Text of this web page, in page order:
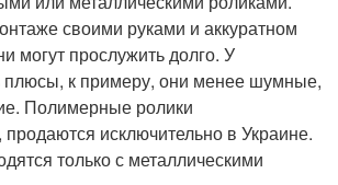
своими руками и аккуратном
могут прослужить долго. У
плюсы, к примеру, они менее шумные,
Полимерные ролики
продаются исключительно в Украине.
только с металлическими